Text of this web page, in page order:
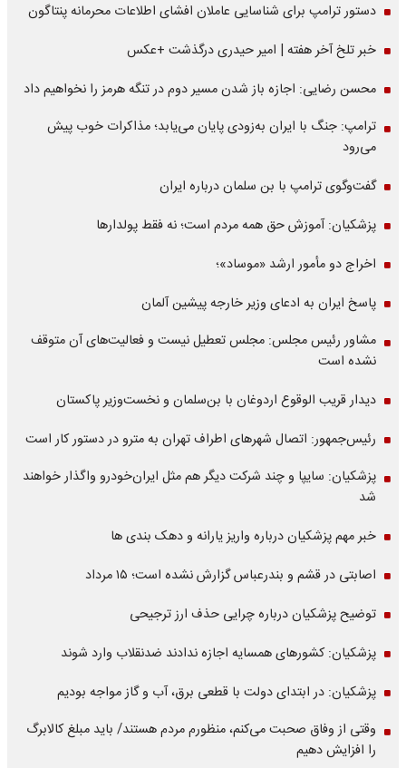
دستور ترامپ برای شناسایی عاملان افشای اطلاعات محرمانه پنتاگون
خبر تلخ آخر هفته | امیر حیدری درگذشت +عکس
محسن رضایی: اجازه باز شدن مسیر دوم در تنگه هرمز را نخواهیم داد
ترامپ: جنگ با ایران به‌زودی پایان می‌یابد؛ مذاکرات خوب پیش
می‌رود
گفت‌وگوی ترامپ با بن سلمان درباره ایران
پزشکیان: آموزش حق همه مردم است؛ نه فقط پولدارها
اخراج دو مأمور ارشد «موساد»؛
پاسخ ایران به ادعای وزیر خارجه پیشین آلمان
مشاور رئیس مجلس: مجلس تعطیل نیست و فعالیت‌های آن متوقف
نشده است
دیدار قریب الوقوع اردوغان با بن‌سلمان و نخست‌وزیر پاکستان
رئیس‌جمهور: اتصال شهرهای اطراف تهران به مترو در دستور کار است
پزشکیان: سایپا و چند شرکت دیگر هم مثل ایران‌خودرو واگذار خواهند
شد
خبر مهم پزشکیان درباره واریز یارانه و دهک بندی ها
اصابتی در قشم و بندرعباس گزارش نشده است؛ ۱۵ مرداد
توضیح پزشکیان درباره چرایی حذف ارز ترجیحی
پزشکیان: کشورهای همسایه اجازه ندادند ضدنقلاب وارد شوند
پزشکیان: در ابتدای دولت با قطعی برق، آب و گاز مواجه بودیم
وقتی از وفاق صحبت می‌کنم، منظورم مردم هستند/ باید مبلغ کالابرگ
را افزایش دهیم